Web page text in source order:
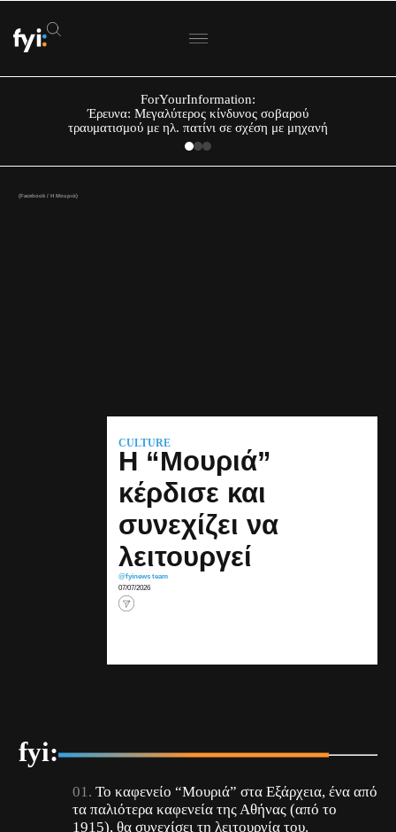
ForYourInformation:
Έρευνα: Μεγαλύτερος κίνδυνος σοβαρού
τραυματισμού με ηλ. πατίνι σε σχέση με μηχανή
(Facebook / Η Μουριά)
CULTURE
Η “Μουριά”
κέρδισε και
συνεχίζει να
λειτουργεί
@fyinews team
07/07/2026
fyi:
Το καφενείο “Μουριά” στα Εξάρχεια, ένα από
τα παλιότερα καφενεία της Αθήνας (από το
1915), θα συνεχίσει τη λειτουργία του.